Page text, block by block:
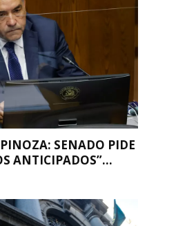
SENADO PIDE
ANTICIPADOS”...